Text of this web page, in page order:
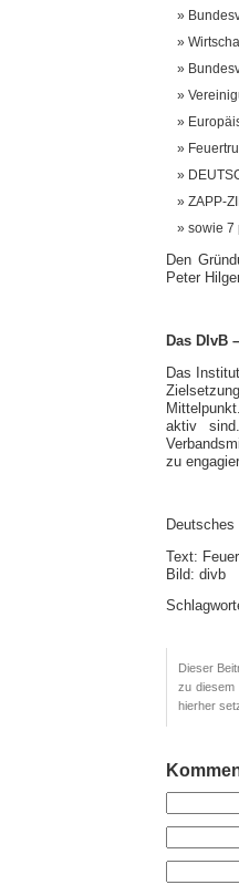
ZAPP-
sowie 7
Den
Peter
Das DIvB
Das
aktiv
zu
Text:
Bild: divb
Dieser
zu diesem
hierher